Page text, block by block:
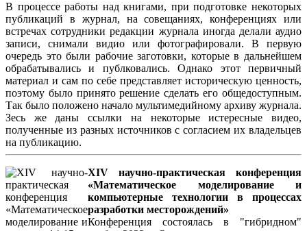
В процессе работы над книгами, при подготовке некоторых
публикаций в журнал, на совещаниях, конференциях или
встречах сотрудники редакции журнала иногда делали аудио
записи, снимали видио или фотографировали. В первую
очередь это были рабочие заготовки, которые в дальнейшем
обрабатывались и публковались. Однако этот первичный
материал и сам по себе представляет историческую ценность,
поэтому было принято решение сделать его общедоступным.
Так было положено начало мультимедийному архиву журнала.
Зесь же даны ссылки на некоторые истересные видео,
полученные из разных источников с согласием их владельцев
на публикацию.
XIV научно-практическая конференция
«Математическое моделирование и
компьютерные технологии в процессах
разработки месторождений»
Конференция состоялась в "гибридном"